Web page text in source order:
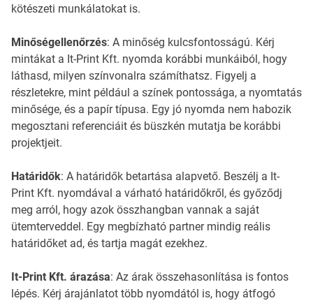
kötészeti munkálatokat is.
Minőségellenőrzés: A minőség kulcsfontosságú. Kérj
mintákat a It-Print Kft. nyomda korábbi munkáiból, hogy
láthasd, milyen színvonalra számíthatsz. Figyelj a
részletekre, mint például a színek pontossága, a nyomtatás
minősége, és a papír típusa. Egy jó nyomda nem habozik
megosztani referenciáit és büszkén mutatja be korábbi
projektjeit.
Határidők: A határidők betartása alapvető. Beszélj a It-
Print Kft. nyomdával a várható határidőkről, és győződj
meg arról, hogy azok összhangban vannak a saját
ütemterveddel. Egy megbízható partner mindig reális
határidőket ad, és tartja magát ezekhez.
It-Print Kft. árazása: Az árak összehasonlítása is fontos
lépés. Kérj árajánlatot több nyomdától is, hogy átfogó